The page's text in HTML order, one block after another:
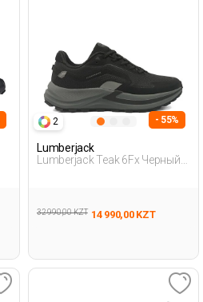
2 - 55%
Lumberjack
Lumberjack Teak 6Fx Черный
32 990,00 KZT 14 990,00 KZT